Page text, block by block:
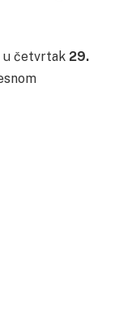
u četvrtak 29.